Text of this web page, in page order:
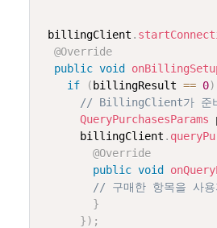
billingClient .
@Override
public void
if
( billingResult == 0)
// BillingClient가 준비
QueryPurchasesParams
      billingClient
.
@Override
public void
// 구매한 항목을 사용
}
}) ;